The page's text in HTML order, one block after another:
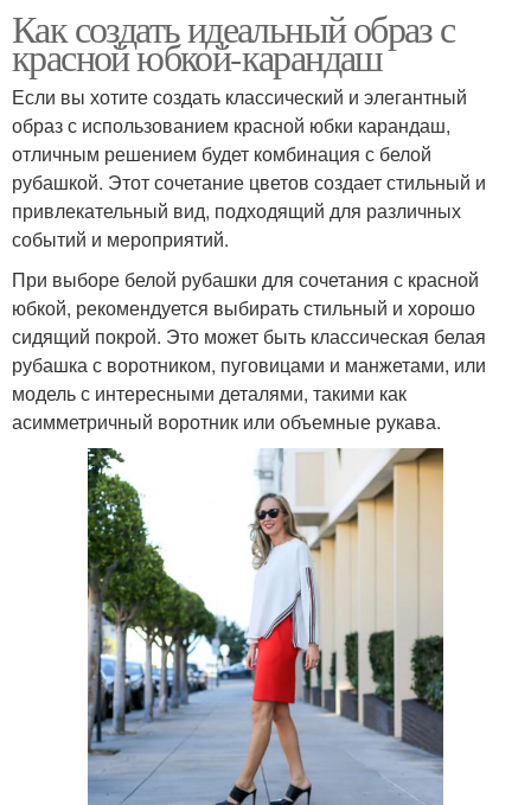
Как создать идеальный образ с
красной юбкой-карандаш
Если вы хотите создать классический и элегантный
образ с использованием красной юбки карандаш,
отличным решением будет комбинация с белой
рубашкой. Этот сочетание цветов создает стильный и
привлекательный вид, подходящий для различных
событий и мероприятий.
При выборе белой рубашки для сочетания с красной
юбкой, рекомендуется выбирать стильный и хорошо
сидящий покрой. Это может быть классическая белая
рубашка с воротником, пуговицами и манжетами, или
модель с интересными деталями, такими как
асимметричный воротник или объемные рукава.